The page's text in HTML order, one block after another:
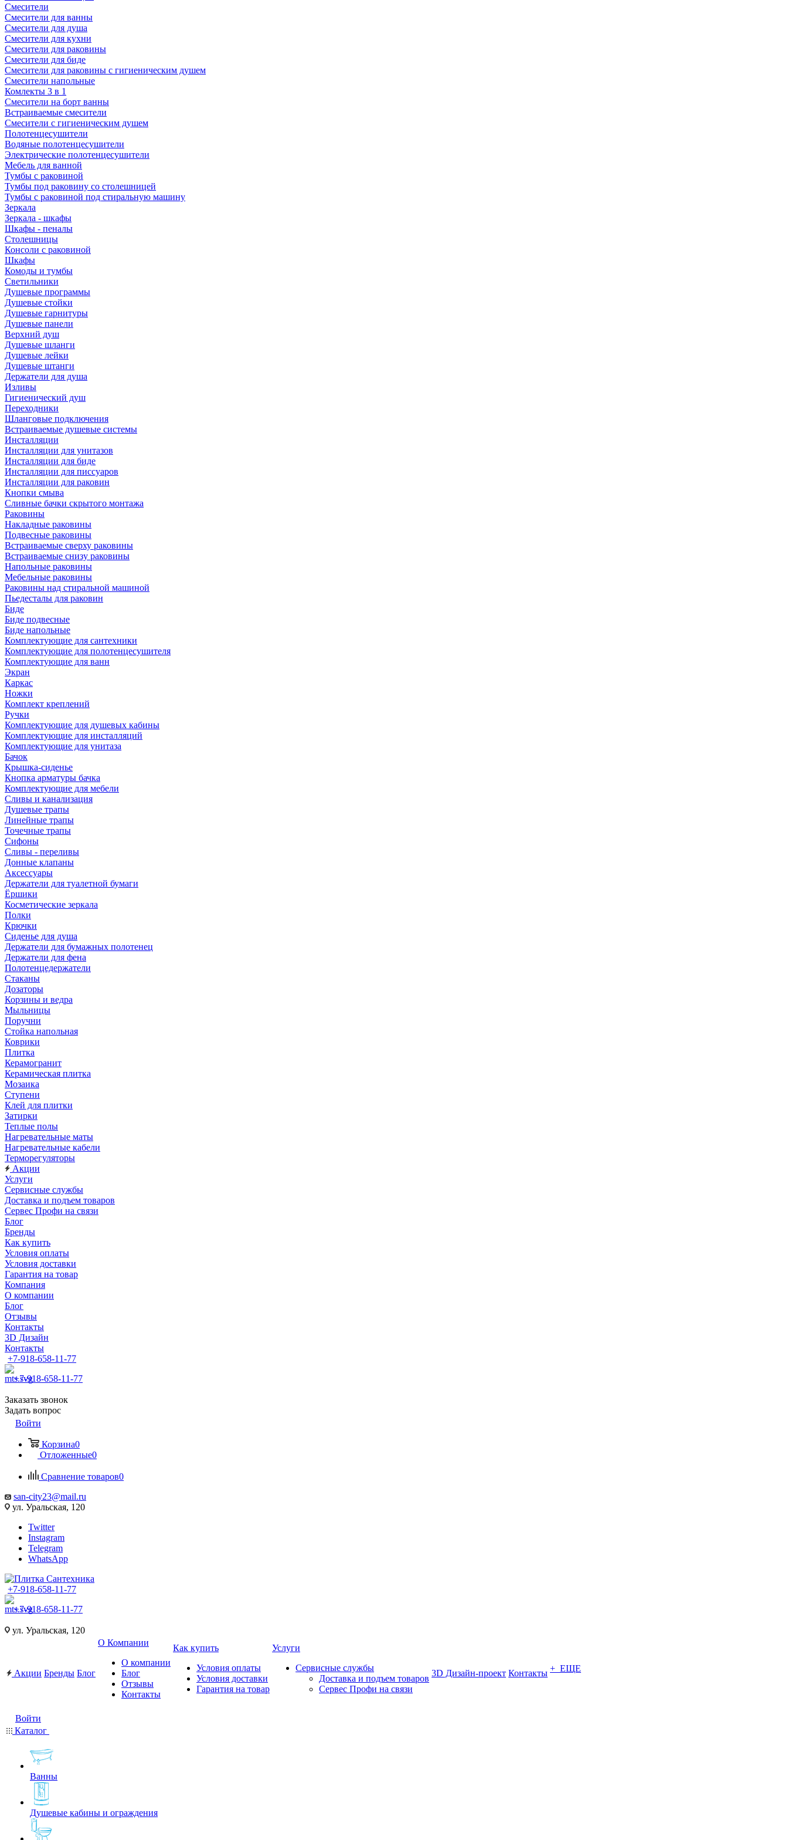
Смесители
Смесители для ванны
Смесители для душа
Смесители для кухни
Смесители для раковины
Смесители для биде
Смесители для раковины с гигиеническим душем
Смесители напольные
Комлекты 3 в 1
Смесители на борт ванны
Встраиваемые смесители
Смесители с гигиеническим душем
Полотенцесушители
Водяные полотенцесушители
Электрические полотенцесушители
Мебель для ванной
Тумбы с раковиной
Тумбы под раковину со столешницей
Тумбы с раковиной под стиральную машину
Зеркала
Зеркала - шкафы
Шкафы - пеналы
Столешницы
Консоли с раковиной
Шкафы
Комоды и тумбы
Светильники
Душевые программы
Душевые стойки
Душевые гарнитуры
Душевые панели
Верхний душ
Душевые шланги
Душевые лейки
Душевые штанги
Держатели для душа
Изливы
Гигиенический душ
Переходники
Шланговые подключения
Встраиваемые душевые системы
Инсталляции
Инсталляции для унитазов
Инсталляции для биде
Инсталляции для писсуаров
Инсталляции для раковин
Кнопки смыва
Сливные бачки скрытого монтажа
Раковины
Накладные раковины
Подвесные раковины
Встраиваемые сверху раковины
Встраиваемые снизу раковины
Напольные раковины
Мебельные раковины
Раковины над стиральной машиной
Пьедесталы для раковин
Биде
Биде подвесные
Биде напольные
Комплектующие для сантехники
Комплектующие для полотенцесушителя
Комплектующие для ванн
Экран
Каркас
Ножки
Комплект креплений
Ручки
Комплектующие для душевых кабины
Комплектующие для инсталляций
Комплектующие для унитаза
Бачок
Крышка-сиденье
Кнопка арматуры бачка
Комплектующие для мебели
Сливы и канализация
Душевые трапы
Линейные трапы
Точечные трапы
Сифоны
Сливы - переливы
Донные клапаны
Аксессуары
Держатели для туалетной бумаги
Ёршики
Косметические зеркала
Полки
Крючки
Сиденье для душа
Держатели для бумажных полотенец
Держатели для фена
Полотенцедержатели
Стаканы
Дозаторы
Корзины и ведра
Мыльницы
Поручни
Стойка напольная
Коврики
Плитка
Керамогранит
Керамическая плитка
Мозаика
Ступени
Клей для плитки
Затирки
Теплые полы
Нагревательные маты
Нагревательные кабели
Терморегуляторы
Акции
Услуги
Сервисные службы
Доставка и подъем товаров
Сервес Профи на связи
Блог
Бренды
Как купить
Условия оплаты
Условия доставки
Гарантия на товар
Компания
О компании
Блог
Отзывы
Контакты
3D Дизайн
Контакты
+7-918-658-11-77
+7-918-658-11-77
Заказать звонок
Задать вопрос
Войти
Корзина0
Отложенные0
Сравнение товаров0
san-city23@mail.ru
ул. Уральская, 120
Twitter
Instagram
Telegram
WhatsApp
+7-918-658-11-77
+7-918-658-11-77
ул. Уральская, 120
Акции Бренды Блог
О Компании
О компании
Блог
Отзывы
Контакты
Как купить
Условия оплаты
Условия доставки
Гарантия на товар
Услуги
Сервисные службы
Доставка и подъем товаров
Сервес Профи на связи
3D Дизайн-проект Контакты + ЕЩЕ
Войти
Каталог
Ванны
Душевые кабины и ограждения